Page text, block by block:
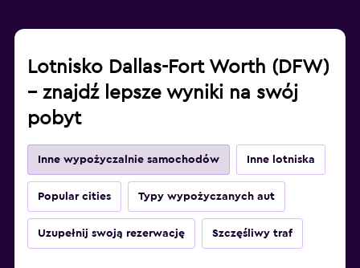
Lotnisko Dallas-Fort Worth (DFW)
– znajdź lepsze wyniki na swój
pobyt
Inne wypożyczalnie samochodów Inne lotniska
Popular cities Typy wypożyczanych aut
Uzupełnij swoją rezerwację Szczęśliwy traf